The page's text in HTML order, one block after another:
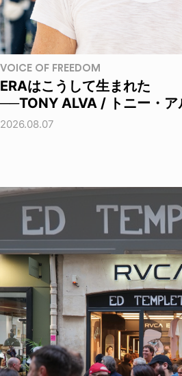
VOICE OF FREEDOM
ERAはこうして生まれた
──TONY ALVA / トニー・ア
2026.08.07